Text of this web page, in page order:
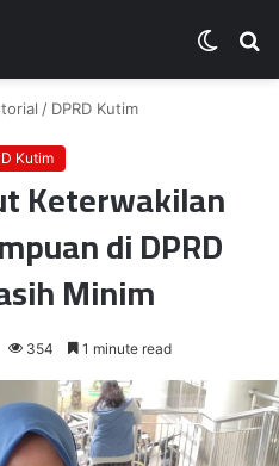
Switch
skin
/ DPRD Kutim
Kutim
Keterwakilan
di DPRD
Minim
354 1 minute read